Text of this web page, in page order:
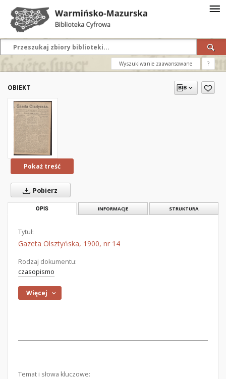
Wyszukiwanie zaawansowane ?
OBIEKT
Pokaż treść
Pobierz
OPIS INFORMACJE STRUKTURA
Tytuł:
Gazeta Olsztyńska, 1900, nr 14
Rodzaj dokumentu:
czasopismo
Więcej
Temat i słowa kluczowe: